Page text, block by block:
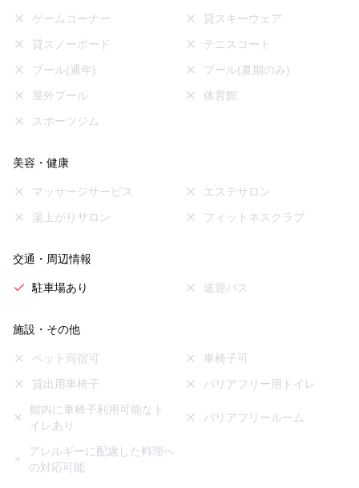
ゲームコーナー
貸スキーウェア
貸スノーボード
テニスコート
プール(通年)
プール(夏期のみ)
屋外プール
体育館
スポーツジム
美容・健康
マッサージサービス
エステサロン
湯上がりサロン
フィットネスクラブ
交通・周辺情報
駐車場あり 送迎バス
施設・その他
ペット同宿可
車椅子可
貸出用車椅子
バリアフリー用トイレ
館内に車椅子利用可能なト
イレあり
バリアフリールーム
アレルギーに配慮した料理へ
の対応可能